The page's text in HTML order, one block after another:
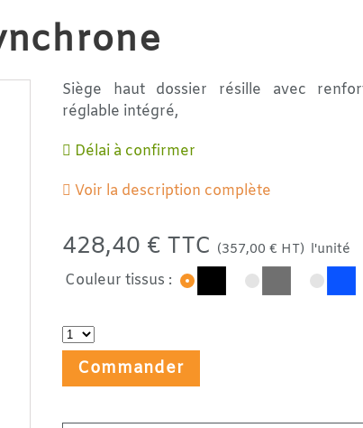
Siège haut dossier résille avec
réglable intégré,
Délai à confirmer
Voir la description complète
428,40 € TTC (357,00 € HT) l'unité
Couleur tissus :
Commander